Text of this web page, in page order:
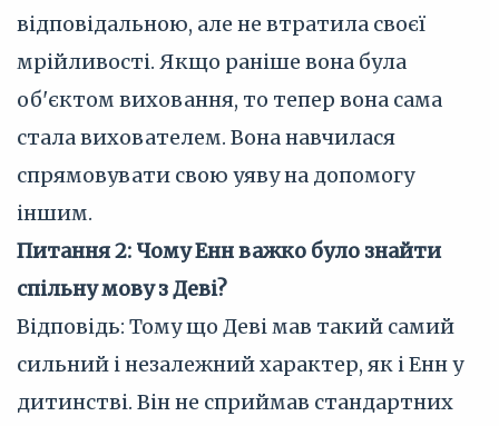
відповідальною, але не втратила своєї
мрійливості. Якщо раніше вона була
об'єктом виховання, то тепер вона сама
стала вихователем. Вона навчилася
спрямовувати свою уяву на допомогу
іншим.
Питання 2: Чому Енн важко було знайти
спільну мову з Деві?
Відповідь: Тому що Деві мав такий самий
сильний і незалежний характер, як і Енн у
дитинстві. Він не сприймав стандартних